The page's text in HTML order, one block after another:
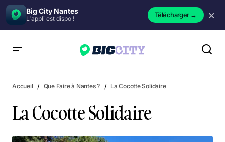
Big City Nantes
L'appli est dispo ! Télécharger→ ×
Accueil Que Faire à Nantes ? La Cocotte Solidaire
La Cocotte Solidaire